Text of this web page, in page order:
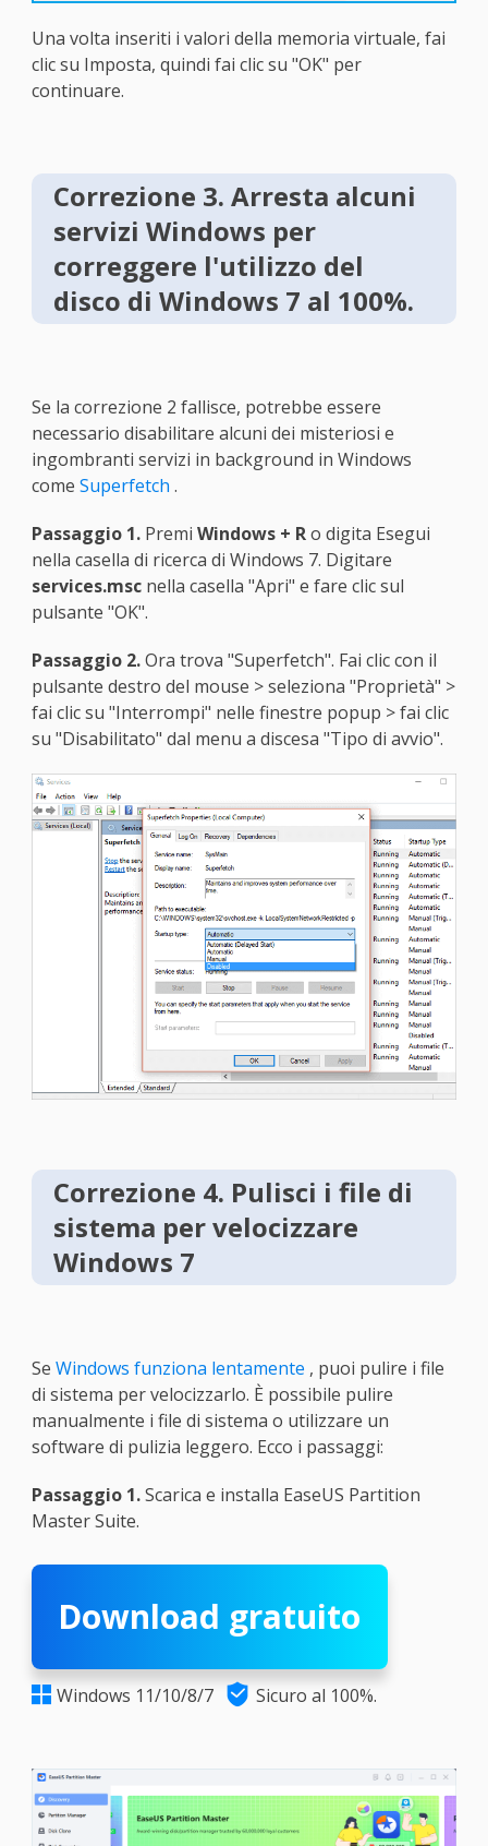
Una volta inseriti i valori della memoria virtuale, fai
clic su Imposta, quindi fai clic su "OK" per
continuare.
Correzione 3. Arresta alcuni
servizi Windows per
correggere l'utilizzo del
disco di Windows 7 al 100%.
Se la correzione 2 fallisce, potrebbe essere
necessario disabilitare alcuni dei misteriosi e
ingombranti servizi in background in Windows
come Superfetch .
Passaggio 1.Premi Windows + Ro digita Esegui
nella casella di ricerca di Windows 7. Digitare
services.mscnella casella "Apri" e fare clic sul
pulsante "OK".
Passaggio 2.Ora trova "Superfetch". Fai clic con il
pulsante destro del mouse > seleziona "Proprietà" >
fai clic su "Interrompi" nelle finestre popup > fai clic
su "Disabilitato" dal menu a discesa "Tipo di avvio".
Correzione 4. Pulisci i file di
sistema per velocizzare
Windows 7
Se Windows funziona lentamente , puoi pulire i file
di sistema per velocizzarlo. È possibile pulire
manualmente i file di sistema o utilizzare un
software di pulizia leggero. Ecco i passaggi:
Passaggio 1.Scarica e installa EaseUS Partition
Master Suite.
Download gratuito
 Windows 11/10/8/7  Sicuro al 100%.